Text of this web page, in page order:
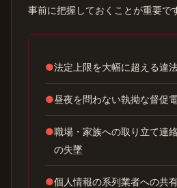
事前に把握しておくことが重要で
●法定上限を大幅に超える違
●昼夜を問わない執拗な督促
●職場・家族への取り立て連
の失墜
●個人情報の系列業者への共